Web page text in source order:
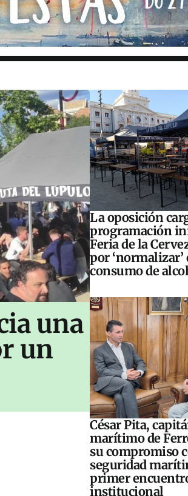
una
un
La oposición
programación
Feria de la
por ‘normalizar’
consumo de
César Pita,
marítimo de
su compromiso
seguridad
primer
institucional